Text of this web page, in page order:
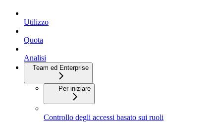
Utilizzo
Quota
Analisi
Team ed Enterprise
Per iniziare
Controllo degli accessi basato sui ruoli